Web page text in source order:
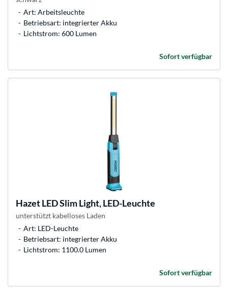
Art: Arbeitsleuchte
Betriebsart: integrierter Akku
Lichtstrom: 600 Lumen
Sofort verfügbar
HazetLED Slim Light, LED-Leuchte
unterstützt kabelloses Laden
Art: LED-Leuchte
Betriebsart: integrierter Akku
Lichtstrom: 1100.0 Lumen
Sofort verfügbar